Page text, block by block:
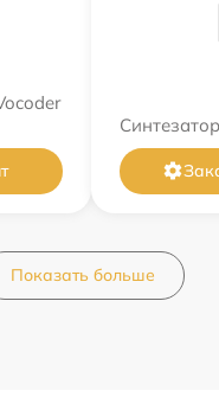
Показать больше